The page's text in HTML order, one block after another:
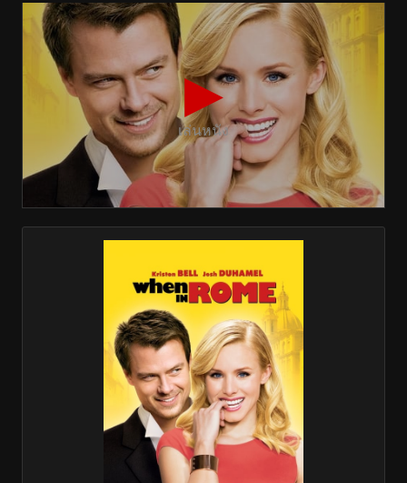
▶
เล่นหนัง